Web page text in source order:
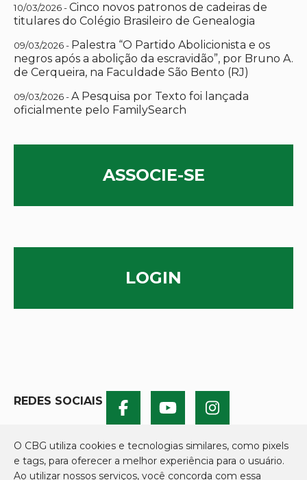
10/03/2026 -Cinco novos patronos de cadeiras de
titulares do Colégio Brasileiro de Genealogia
09/03/2026 - Palestra “O Partido Abolicionista e os
negros após a abolição da escravidão”, por Bruno A.
de Cerqueira, na Faculdade São Bento (RJ)
09/03/2026 -A Pesquisa por Texto foi lançada
oficialmente pelo FamilySearch
ASSOCIE-SE
LOGIN
REDES SOCIAIS
O CBG utiliza cookies e tecnologias similares, como pixels
e tags, para oferecer a melhor experiência para o usuário.
Ao utilizar nossos serviços, você concorda com essa